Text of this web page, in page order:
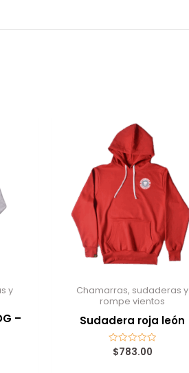
y
–
Chamarras, sudaderas y
rompe vientos
Sudadera roja león
Valorado
con
$783.00